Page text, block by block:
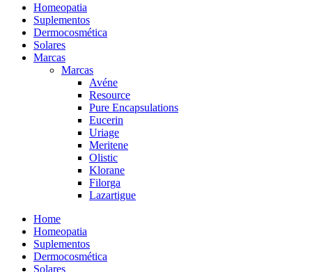
Homeopatia
Suplementos
Dermocosmética
Solares
Marcas
Marcas
Avéne
Resource
Pure Encapsulations
Eucerin
Uriage
Meritene
Olistic
Klorane
Filorga
Lazartigue
Home
Homeopatia
Suplementos
Dermocosmética
Solares